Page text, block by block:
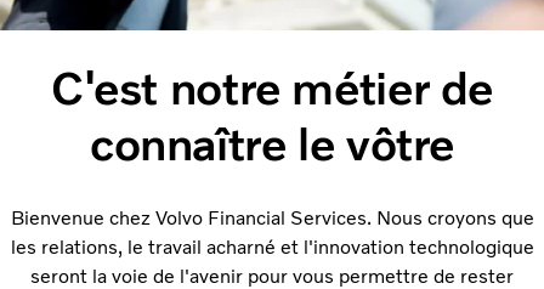
C'est notre métier de
connaître le vôtre
Bienvenue chez Volvo Financial Services. Nous croyons que
les relations, le travail acharné et l'innovation technologique
seront la voie de l'avenir pour vous permettre de rester